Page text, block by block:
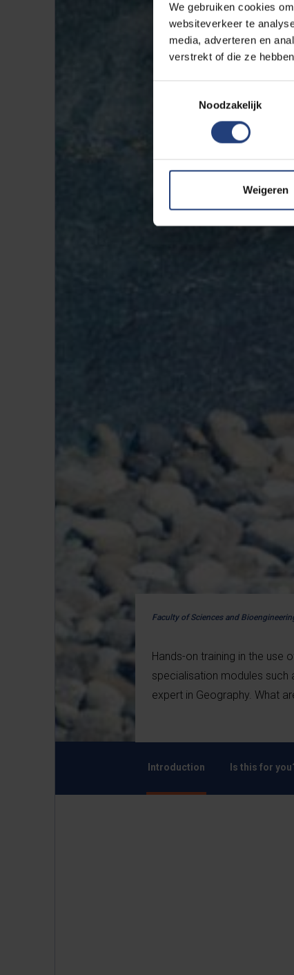
We gebruiken cookies
websiteverkeer te
media, adverteren en
verstrekt of die ze
Noodzakelijk
Weigeren
Faculty of Sciences and
Hands-on training in the use
specialisation modules such
expert in Geography. What
Introduction Is this for